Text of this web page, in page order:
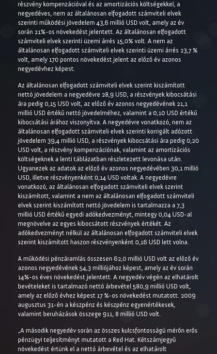
részvény kompenzációval és az amortizációs költségekkel, a
negyedéves, nem az általánosan elfogadott számviteli elvek
szerinti működési jövedelem 43,6 millió USD volt, amely az év
során 21%-os növekedést jelentett. Az általánosan elfogadott
számviteli elvek szerinti üzemi árrés 15,0% volt. A nem az
általánosan elfogadott számviteli elvek szerinti üzemi árrés 23,7 %
volt, amely 170 pontos növekedést jelent az előző év azonos
negyedévhez képest.
Az általánosan elfogadott számviteli elvek szerint kiszámított
nettó jövedelem a negyedévre 28,9 USD, a részvények kibocsátási
ára pedig 0,15 USD volt, az előző év azonos negyedévének 21,1
millió USD értékű nettó jövedelméhez, valamint a 0,10 USD értékű
kibocsátási árához viszonyítva. A negyedévre vonatkozó, nem az
általánosan elfogadott számviteli elvek szerinti korrigált adózott
jövedelem 39,4 millió USD, a részvények kibocsátási ára pedig 0,20
USD volt, a részvény kompenzációnak, valamint az amortizációs
költségeknek a lenti táblázatban részletezett levonása után.
Ugyanezek az adatok az előző év azonos negyedévében 30,1 millió
USD, illetve részvényenként 0,14 USD voltak. A negyedévre
vonatkozó, az általánosan elfogadott számviteli elvek szerint
kiszámított, valamint a nem az általánosan elfogadott számviteli
elvek szerint kiszámított nettó jövedelem is tartalmazza a 7,3
millió USD értékű egyedi adókedvezményt, mintegy 0,04 USD-al
megnövelve az egyes kibocsátott részvények értékét. Az
adókedvezményt nélkül az általánosan elfogadott számviteli elvek
szerint kiszámított haszon részvényenként 0,16 USD lett volna.
A működési pénzáramlás összesen 62,0 millió USD volt az előző év
azonos negyedévének 54,3 milliójához képest, amely az év során
14%-os éves növekedést jelentett. A negyedév végén az elhatárolt
bevételeket is tartalmazó nettó árbevétel 580,9 millió USD volt,
amely az előző évhez képest 17 %-os növekedést mutatott. 2009
augusztus 31-én a készpénz és készpénz egyenértékesek,
valamint beruházások összege 911, 8 millió USD volt.
„A második negyedév során az összes kulcsfontosságú mérőn erős
pénzügyi teljesítményt mutatott a Red Hat. Kétszámjegyű
növekedést értünk el a nettó árbevétel és az elhatárolt